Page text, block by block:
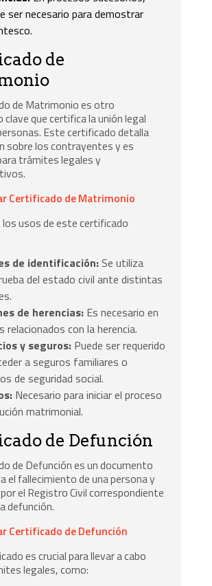
ser necesario para demostrar
de
de Matrimonio es otro
que certifica la unión legal
Este certificado detalla
sobre los contrayentes y es
trámites legales y
Certificado de Matrimonio
los usos de este certificado
de identificación: Se utiliza
del estado civil ante distintas
de herencias: Es necesario en
relacionados con la herencia.
y seguros: Puede ser requerido
a seguros familiares o
de seguridad social.
Necesario para iniciar el proceso
matrimonial.
de Defunción
de Defunción es un documento
el fallecimiento de una persona y
el Registro Civil correspondiente
defunción.
Certificado de Defunción
es crucial para llevar a cabo
legales, como: